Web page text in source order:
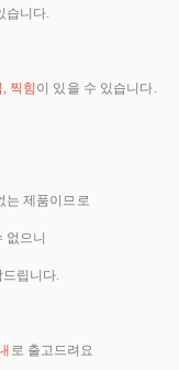
습니다.
찍힘이 있을 수 있습니다.
는 제품이므로
없으니
립니다.
로 출고드려요